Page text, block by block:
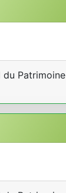
du Patrimoine